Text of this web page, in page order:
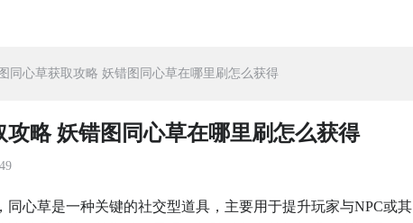
同心草获取攻略 妖错图同心草在哪里刷怎么获得
略 妖错图同心草在哪里刷怎么获得
同心草是一种关键的社交型道具，主要用于提升玩家与NPC或其